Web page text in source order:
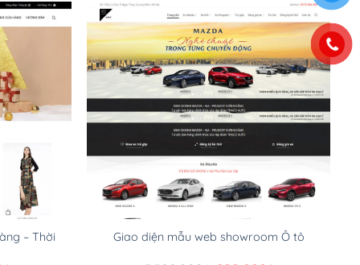
– Thời
Giao diện mẫu web showroom Ô tô